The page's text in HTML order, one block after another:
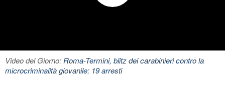
Video del Giorno:Roma-Termini, blitz dei carabinieri contro la
microcriminalità giovanile: 19 arresti